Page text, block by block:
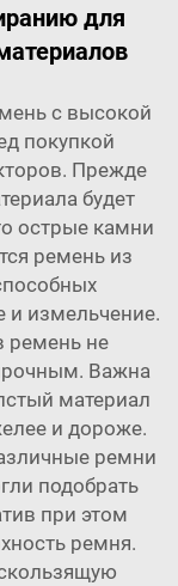
для
с высокой
покупкой
Прежде
будет
острые камни
ремень из
и измельчение.
ремень не
Важна
материал
и дороже.
ремни
подобрать
при этом
ремня.